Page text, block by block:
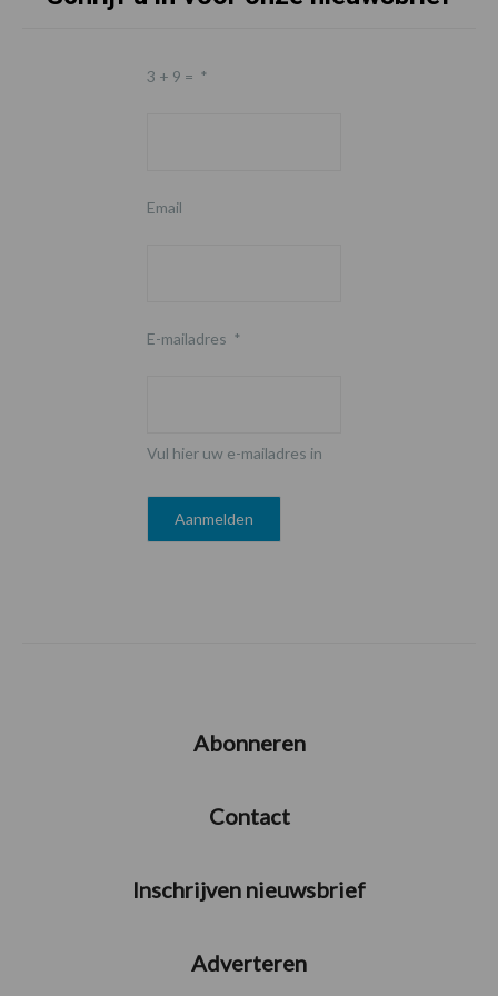
3 + 9 = *
Email
E-mailadres *
Vul hier uw e-mailadres in
Abonneren
Contact
Inschrijven nieuwsbrief
Adverteren